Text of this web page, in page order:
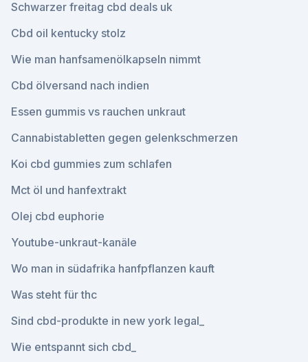
Schwarzer freitag cbd deals uk
Cbd oil kentucky stolz
Wie man hanfsamenölkapseln nimmt
Cbd ölversand nach indien
Essen gummis vs rauchen unkraut
Cannabistabletten gegen gelenkschmerzen
Koi cbd gummies zum schlafen
Mct öl und hanfextrakt
Olej cbd euphorie
Youtube-unkraut-kanäle
Wo man in südafrika hanfpflanzen kauft
Was steht für thc
Sind cbd-produkte in new york legal_
Wie entspannt sich cbd_